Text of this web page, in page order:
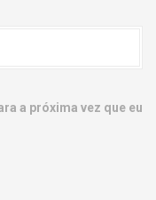
a próxima vez que eu